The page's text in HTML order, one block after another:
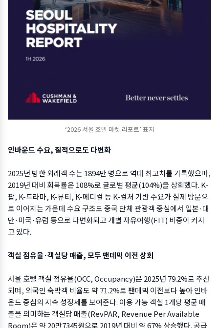
‘2026 서울 호텔 마켓 리포트’ 표지
인바운드 수요, 질적으로도 다변화
2025년 방한 외래객 수는 1894만 명으로 역대 최고치를 기록했으며,
2019년 대비 회복률은 108%로 글로벌 평균(104%)을 상회했다. K-
팝, K-드라마, K-뷰티, K-메디컬 등 K-컬처 기반 수요가 실제 방문으
로 이어지는 가운데 수요 구조도 중국 단체 관광객 중심에서 일본·대
만·미국·유럽 등으로 다변화되고 개별 자유여행(FIT) 비중이 커지
고 있다.
객실 점유율·객실당 매출, 모두 팬데믹 이전 상회
서울 호텔 객실 점유율(OCC, Occupancy)은 2025년 79.2%로 추산
되며, 외국인 숙박객 비율도 약 71.2%로 팬데믹 이전보다 높아 인바
운드 중심의 지속 성장세를 보여준다. 이용 가능 객실 1개당 평균 매
출을 의미하는 객실당 매출(RevPAR, Revenue Per Available
Room)은 약 20만7345원으로 2019년 대비 약 67% 상승했다. 공급